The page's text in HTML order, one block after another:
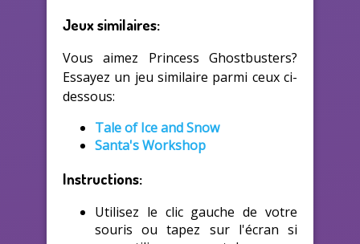
Jeux similaires:
Vous aimez Princess Ghostbusters?
Essayez un jeu similaire parmi ceux ci-
dessous:
Tale of Ice and Snow
Santa's Workshop
Instructions:
Utilisez le clic gauche de votre
souris ou tapez sur l'écran si